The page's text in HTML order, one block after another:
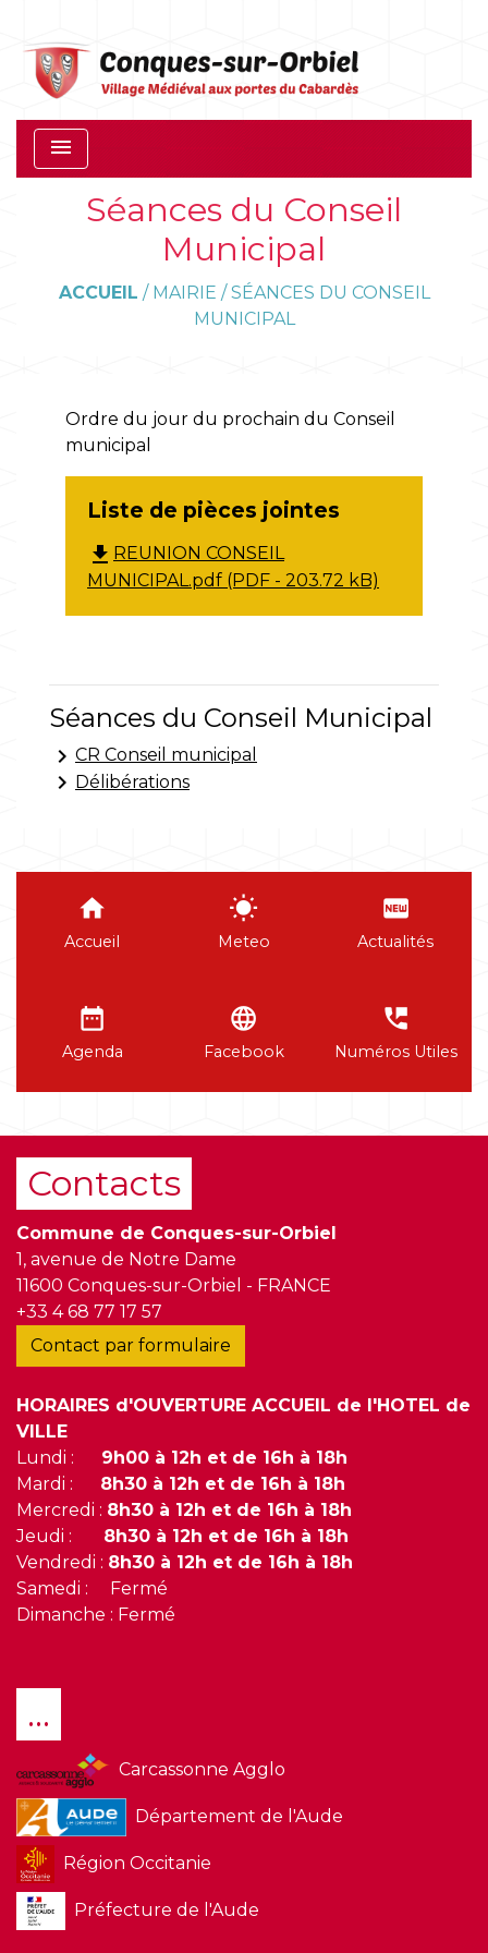
menu
Séances du Conseil
Municipal
ACCUEIL / MAIRIE /SÉANCES DU CONSEIL
MUNICIPAL
Ordre du jour du prochain du Conseil
municipal
Liste de pièces jointes
file_download REUNION CONSEIL
MUNICIPAL.pdf (PDF - 203.72 kB)
Séances du Conseil Municipal
keyboard_arrow_right CR Conseil municipal
keyboard_arrow_right Délibérations
home
Accueil
wb_sunny
Meteo
fiber_new
Actualités
date_range
Agenda
language
Facebook
perm_phone_msg
Numéros Utiles
Contacts
Commune de Conques-sur-Orbiel
1, avenue de Notre Dame
11600 Conques-sur-Orbiel - FRANCE
+33 4 68 77 17 57
Contact par formulaire
HORAIRES d'OUVERTURE ACCUEIL de l'HOTEL de
VILLE
Lundi :
9h00 à 12h et de 16h à 18h
Mardi :
8h30 à 12h et de 16h à 18h
Mercredi : 8h30 à 12h et de 16h à 18h
Jeudi :
8h30 à 12h et de 16h à 18h
Vendredi : 8h30 à 12h et de 16h à 18h
Samedi : Fermé
Dimanche : Fermé
...
Carcassonne Agglo
Département de l'Aude
Région Occitanie
Préfecture de l'Aude